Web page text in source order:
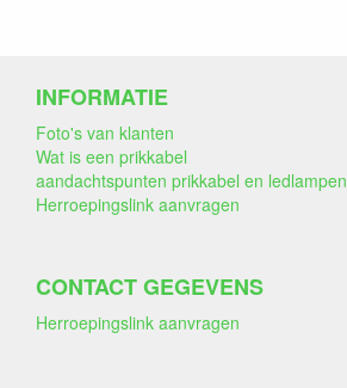
INFORMATIE
Foto's van klanten
Wat is een prikkabel
aandachtspunten prikkabel en ledlampen
Herroepingslink aanvragen
CONTACT GEGEVENS
Herroepingslink aanvragen